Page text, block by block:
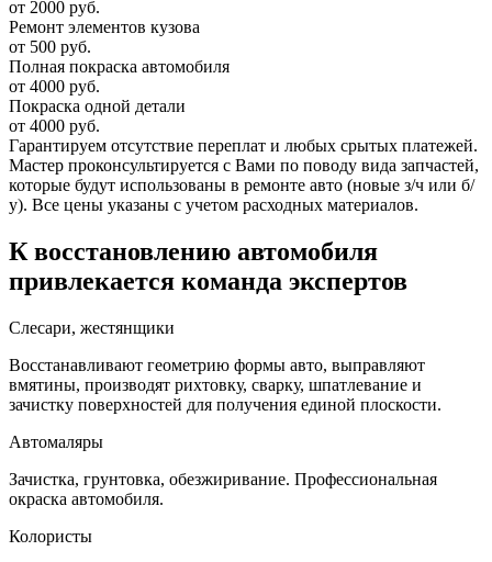
от 2000 руб.
Ремонт элементов кузова
от 500 руб.
Полная покраска автомобиля
от 4000 руб.
Покраска одной детали
от 4000 руб.
Гарантируем отсутствие переплат и любых срытых платежей.
Мастер проконсультируется с Вами по поводу вида запчастей,
которые будут использованы в ремонте авто (новые з/ч или б/
у). Все цены указаны с учетом расходных материалов.
К восстановлению автомобиля
привлекается команда экспертов
Слесари, жестянщики
Восстанавливают геометрию формы авто, выправляют
вмятины, производят рихтовку, сварку, шпатлевание и
зачистку поверхностей для получения единой плоскости.
Автомаляры
Зачистка, грунтовка, обезжиривание. Профессиональная
окраска автомобиля.
Колористы